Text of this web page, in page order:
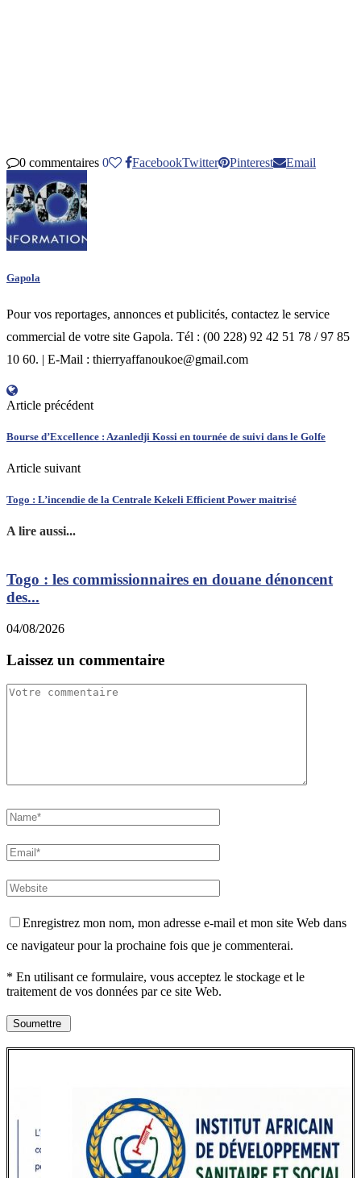
0 commentaires 0 FacebookTwitter Pinterest Email
Gapola
Pour vos reportages, annonces et publicités, contactez le service
commercial de votre site Gapola. Tél : (00 228) 92 42 51 78 / 97 85
10 60. | E-Mail : thierryaffanoukoe@gmail.com
Article précédent
Bourse d’Excellence : Azanledji Kossi en tournée de suivi dans le Golfe
Article suivant
Togo : L’incendie de la Centrale Kekeli Efficient Power maitrisé
A lire aussi...
Togo : les commissionnaires en douane dénoncent
des...
04/08/2026
Laissez un commentaire
Enregistrez mon nom, mon adresse e-mail et mon site Web dans
ce navigateur pour la prochaine fois que je commenterai.
* En utilisant ce formulaire, vous acceptez le stockage et le
traitement de vos données par ce site Web.